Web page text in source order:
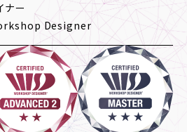
ナー
Designer